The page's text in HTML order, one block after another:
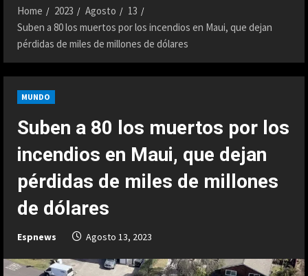
Home 2023 Agosto
13
Suben a 80 los muertos por los incendios en Maui, que dejan
pérdidas de miles de millones de dólares
MUNDO
Suben a 80 los muertos por los
incendios en Maui, que dejan
pérdidas de miles de millones
de dólares
Espnews Agosto 13, 2023